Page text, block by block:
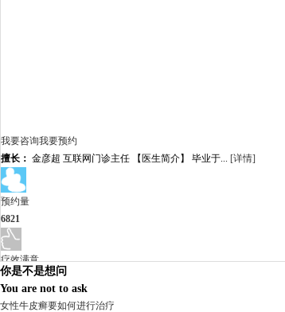
我要咨询我要预约
擅长： 金彦超 互联网门诊主任 【医生简介】 毕业于... [详情]
预约量
6821
疗效满意
98%
你是不是想问
You are not to ask
女性牛皮癣要如何进行治疗